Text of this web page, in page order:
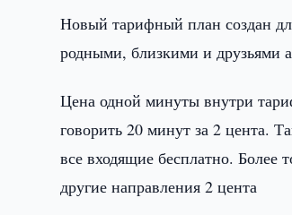
Новый тарифный план создан
родными, близкими и друзьями
Цена одной минуты внутри
говорить 20 минут за 2 цента.
все входящие бесплатно. Более
другие направления 2 цента